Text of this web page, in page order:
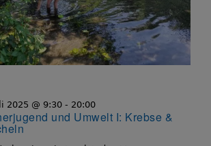
und Umwelt I: Krebse &
2025 @ 9:30 - 20:00